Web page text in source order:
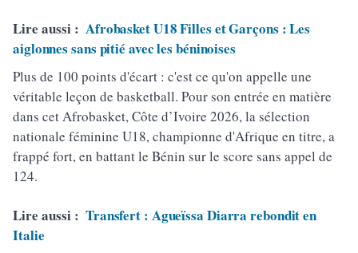
Lire aussi : Afrobasket U18 Filles et Garçons : Les
aiglonnes sans pitié avec les béninoises
Plus de 100 points d'écart : c'est ce qu'on appelle une
véritable leçon de basketball. Pour son entrée en matière
dans cet Afrobasket, Côte d’Ivoire 2026, la sélection
nationale féminine U18, championne d'Afrique en titre, a
frappé fort, en battant le Bénin sur le score sans appel de
124.
Lire aussi : Transfert : Agueïssa Diarra rebondit en
Italie